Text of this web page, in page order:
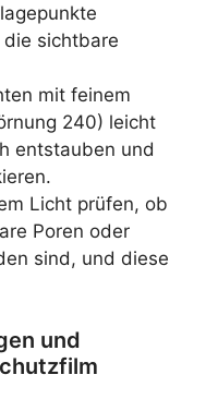
sichtbare
mit feinem
240) leicht
entstauben und
Licht prüfen, ob
Poren oder
sind, und diese
und